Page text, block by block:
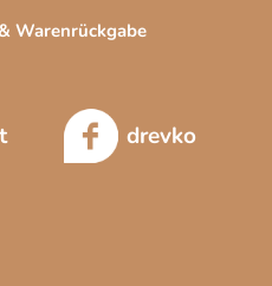
Warenrückgabe
drevko